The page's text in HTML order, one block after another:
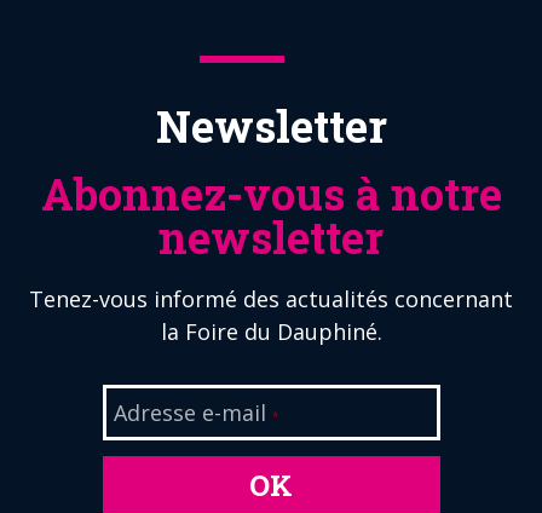
Newsletter
Abonnez-vous à notre
newsletter
Tenez-vous informé des actualités concernant
la Foire du Dauphiné.
Adresse e-mail *
OK